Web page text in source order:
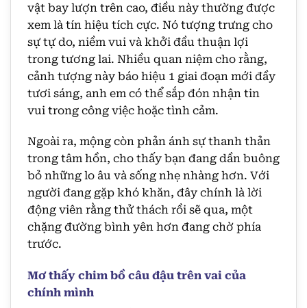
vật bay lượn trên cao, điều này thường được
xem là tín hiệu tích cực. Nó tượng trưng cho
sự tự do, niềm vui và khởi đầu thuận lợi
trong tương lai. Nhiều quan niệm cho rằng,
cảnh tượng này báo hiệu 1 giai đoạn mới đầy
tươi sáng, anh em có thể sắp đón nhận tin
vui trong công việc hoặc tình cảm.
Ngoài ra, mộng còn phản ánh sự thanh thản
trong tâm hồn, cho thấy bạn đang dần buông
bỏ những lo âu và sống nhẹ nhàng hơn. Với
người đang gặp khó khăn, đây chính là lời
động viên rằng thử thách rồi sẽ qua, một
chặng đường bình yên hơn đang chờ phía
trước.
Mơ thấy chim bồ câu đậu trên vai của
chính mình